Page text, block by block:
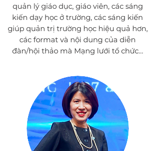
quản lý giáo dục, giáo viên, các sáng
kiến dạy học ở trường, các sáng kiến
giúp quản trị trường học hiệu quả hơn,
các format và nội dung của diễn
đàn/hội thảo mà Mạng lưới tổ chức…